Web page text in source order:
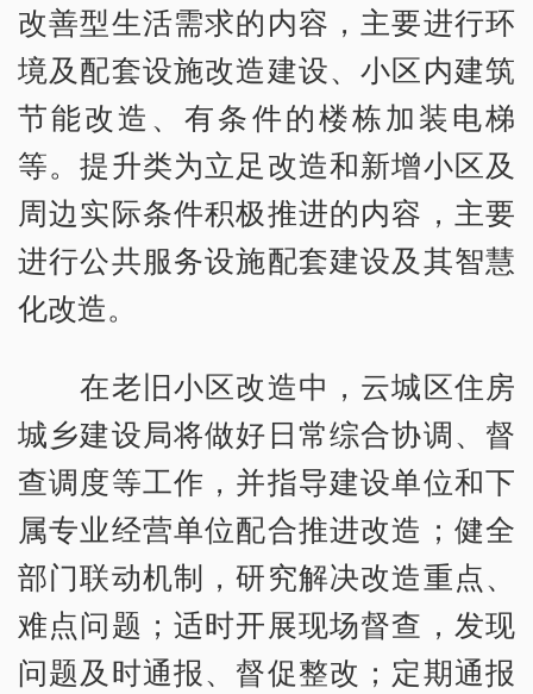
改善型生活需求的内容，主要进行环
境及配套设施改造建设、小区内建筑
节能改造、有条件的楼栋加装电梯
等。提升类为立足改造和新增小区及
周边实际条件积极推进的内容，主要
进行公共服务设施配套建设及其智慧
化改造。
在老旧小区改造中，云城区住房
城乡建设局将做好日常综合协调、督
查调度等工作，并指导建设单位和下
属专业经营单位配合推进改造；健全
部门联动机制，研究解决改造重点、
难点问题；适时开展现场督查，发现
问题及时通报、督促整改；定期通报